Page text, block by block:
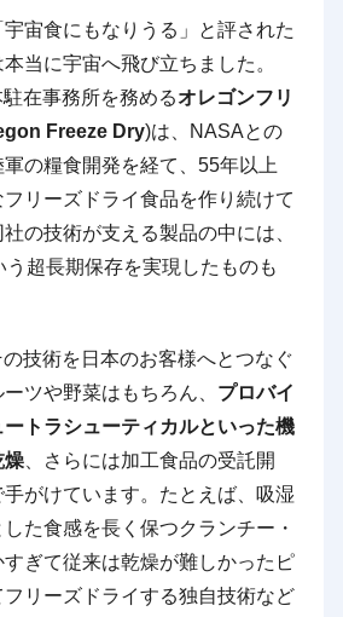
宙食にもなりうる」と評された
当に宇宙へ飛び立ちました。
在事務所を務めるオレゴンフリ
Freeze Dry)は、NASAとの
の糧食開発を経て、55年以上
リーズドライ食品を作り続けて
の技術が支える製品の中には、
う超長期保存を実現したものも
技術を日本のお客様へとつなぐ
ツや野菜はもちろん、 プロバイ
トラシューティカルといった機
燥 、さらには加工食品の受託開
がけています。たとえば、吸湿
た食感を長く保つクランチー・
ぎて従来は乾燥が難しかったピ
フリーズドライする独自技術など